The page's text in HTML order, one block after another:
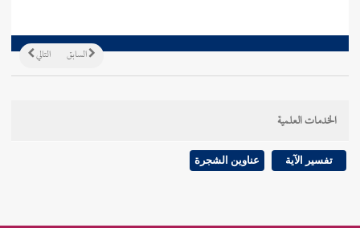
التالي السابق
الخدمات العلمية
تفسير الآية عناوين الشجرة